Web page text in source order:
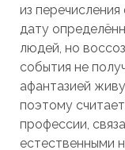
из
дату
людей, но
события не
афантазией
поэтому
профессии,
естественными